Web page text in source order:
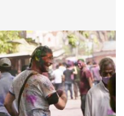
Deosai a údolí Naltar
má specifickou barvu
zelenou, či dokonce
z důvodů, proč tuto